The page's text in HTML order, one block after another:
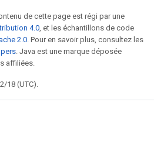
de cette page est régi par une
4.0, et les échantillons de code
2.0. Pour en savoir plus, consultez les
. Java est une marque déposée
affiliées.
18 (UTC).